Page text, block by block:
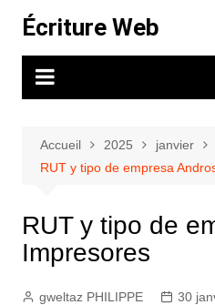
contenu
Écriture Web
Accueil 2025 janvier
RUT y tipo de empresa
RUT y tipo de
Impresores
gweltaz PHILIPPE 30